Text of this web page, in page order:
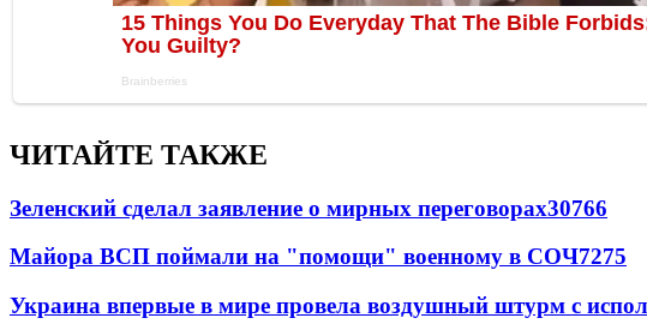
ЧИТАЙТЕ ТАКЖЕ
Зеленский сделал заявление о мирных переговорах30766
Майора ВСП поймали на "помощи" военному в СОЧ7275
Украина впервые в мире провела воздушный штурм с